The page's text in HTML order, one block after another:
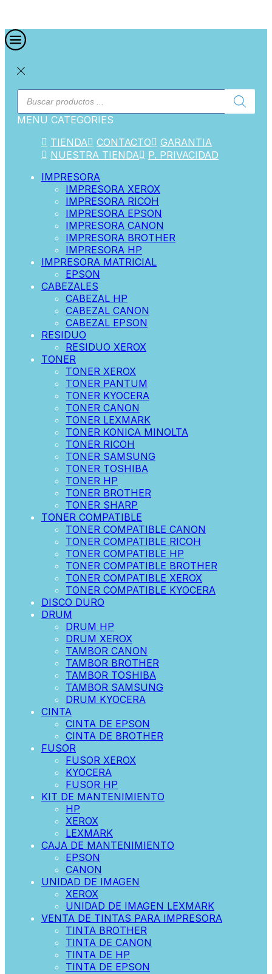
MENU CATEGORIES
TIENDA
CONTACTO
GARANTIA
NUESTRA TIENDA
P. PRIVACIDAD
IMPRESORA
IMPRESORA XEROX
IMPRESORA RICOH
IMPRESORA EPSON
IMPRESORA CANON
IMPRESORA BROTHER
IMPRESORA HP
IMPRESORA MATRICIAL
EPSON
CABEZALES
CABEZAL HP
CABEZAL CANON
CABEZAL EPSON
RESIDUO
RESIDUO XEROX
TONER
TONER XEROX
TONER PANTUM
TONER KYOCERA
TONER CANON
TONER LEXMARK
TONER KONICA MINOLTA
TONER RICOH
TONER SAMSUNG
TONER TOSHIBA
TONER HP
TONER BROTHER
TONER SHARP
TONER COMPATIBLE
TONER COMPATIBLE CANON
TONER COMPATIBLE RICOH
TONER COMPATIBLE HP
TONER COMPATIBLE BROTHER
TONER COMPATIBLE XEROX
TONER COMPATIBLE KYOCERA
DISCO DURO
DRUM
DRUM HP
DRUM XEROX
TAMBOR CANON
TAMBOR BROTHER
TAMBOR TOSHIBA
TAMBOR SAMSUNG
DRUM KYOCERA
CINTA
CINTA DE EPSON
CINTA DE BROTHER
FUSOR
FUSOR XEROX
KYOCERA
FUSOR HP
KIT DE MANTENIMIENTO
HP
XEROX
LEXMARK
CAJA DE MANTENIMIENTO
EPSON
CANON
UNIDAD DE IMAGEN
XEROX
UNIDAD DE IMAGEN LEXMARK
VENTA DE TINTAS PARA IMPRESORA
TINTA BROTHER
TINTA DE CANON
TINTA DE HP
TINTA DE EPSON